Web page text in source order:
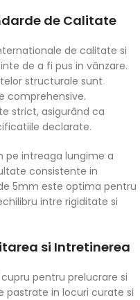
de Calitate
de calitate si
de a fi pus in vânzare.
structurale sunt
comprehensive.
strict, asigurând ca
declarate.
pe intreaga lungime a
consistente in
5mm este optima pentru
intre rigiditate si
si Intretinerea
pentru prelucrare si
pastrate in locuri curate si